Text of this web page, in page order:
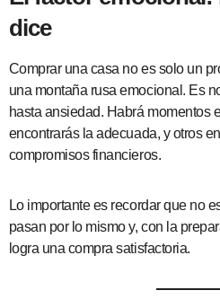
dice
Comprar una casa no es solo un
una montaña rusa emocional. Es
hasta ansiedad. Habrá momentos
encontrarás la adecuada, y otros
compromisos financieros.
Lo importante es recordar que no
pasan por lo mismo y, con la
logra una compra satisfactoria.